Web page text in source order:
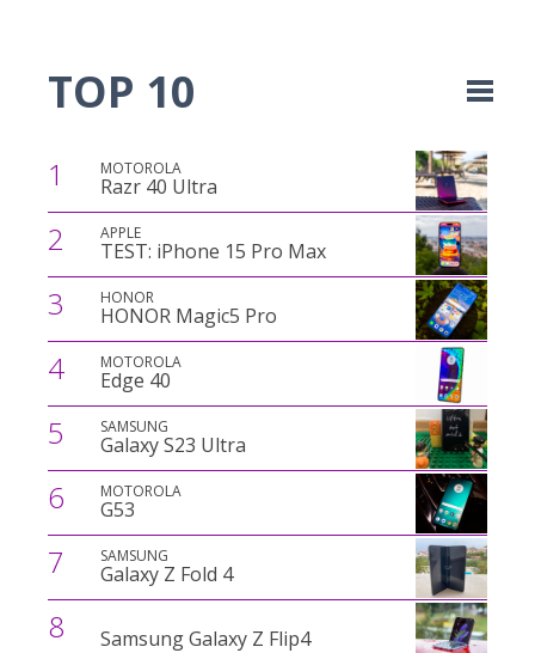
TOP 10
1 MOTOROLA
Razr 40 Ultra
2 APPLE
TEST: iPhone 15 Pro Max
3 HONOR
HONOR Magic5 Pro
4 MOTOROLA
Edge 40
5 SAMSUNG
Galaxy S23 Ultra
6 MOTOROLA
G53
7 SAMSUNG
Galaxy Z Fold 4
8 Samsung Galaxy Z Flip4